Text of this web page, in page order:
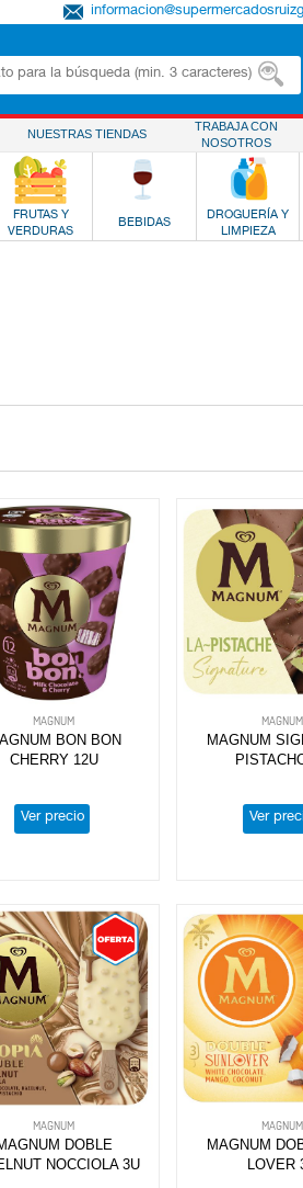
NUESTRAS TIENDAS
TRABAJA CON
NOSOTROS
FRUTAS Y
VERDURAS
BEBIDAS
DROGUERÍA Y
LIMPIEZA
MAGNUM
BON BON
CHERRY 12U
Ver precio
MAGNUM
MAGNUM
Ver
MAGNUM
DOBLE
NOCCIOLA 3U
MAGNUM
MAGNUM
LOVER